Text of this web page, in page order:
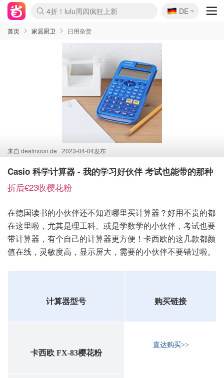
Boticinal 夏促开抢！
4折！lulu周四疯狂上新
还没结束！&OtherStories大促
Joybuy变相75折 随时失效
速领！Stanley独家85折
疑似霸哥！Camper额外叠85折
Zalando 奥莱闪促！每日更新
Moncler反季囤！5折起+叠9折
Coach Brooklyn仅€192
🇩🇪
DE
首页 家居厨卫 日用杂货
来自 dealmoon.de 2023-04-04发布
Casio 科学计算器 - 我的学习好伙伴 考试也能带的那种
折后€23收樱花粉
在德国读书的小伙伴还不知道哪里买计算器？好用不贵的都
在这里啦，尤其是理工科、或是学数学的小伙伴，考试也要
带计算器，有个自己的计算器更方便！卡西欧的这几款都颜
值在线，灵敏度高，显示屏大，需要的小伙伴不要错过啦。
计算器型号 购买链接
卡西欧 FX-83樱花粉
直达购买>>